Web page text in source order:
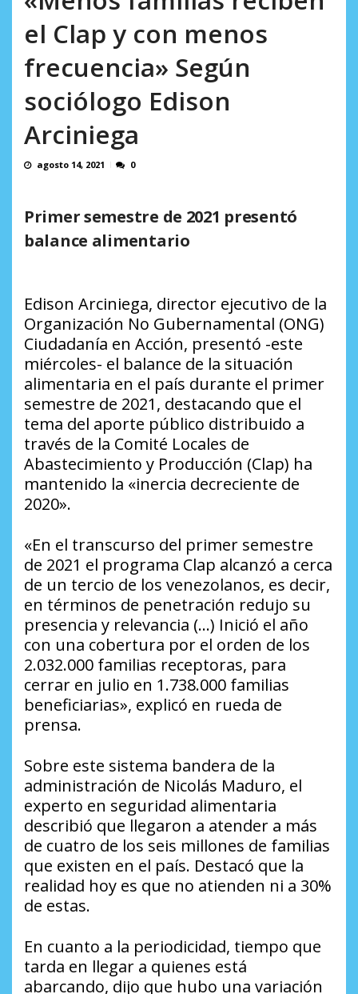
el Clap y con menos
frecuencia» Según
sociólogo Edison
Arciniega
agosto 14, 2021 0
Primer semestre de 2021 presentó
balance alimentario
Edison Arciniega, director ejecutivo de la
Organización No Gubernamental (ONG)
Ciudadanía en Acción, presentó -este
miércoles- el balance de la situación
alimentaria en el país durante el primer
semestre de 2021, destacando que el
tema del aporte público distribuido a
través de la Comité Locales de
Abastecimiento y Producción (Clap) ha
mantenido la «inercia decreciente de
2020».
«En el transcurso del primer semestre
de 2021 el programa Clap alcanzó a cerca
de un tercio de los venezolanos, es decir,
en términos de penetración redujo su
presencia y relevancia (…) Inició el año
con una cobertura por el orden de los
2.032.000 familias receptoras, para
cerrar en julio en 1.738.000 familias
beneficiarias», explicó en rueda de
prensa.
Sobre este sistema bandera de la
administración de Nicolás Maduro, el
experto en seguridad alimentaria
describió que llegaron a atender a más
de cuatro de los seis millones de familias
que existen en el país. Destacó que la
realidad hoy es que no atienden ni a 30%
de estas.
En cuanto a la periodicidad, tiempo que
tarda en llegar a quienes está
abarcando, dijo que hubo una variación